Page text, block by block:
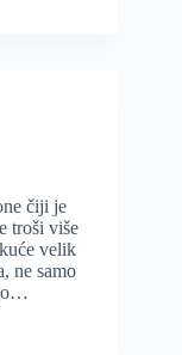
čiji je
troši više
velik
ne samo